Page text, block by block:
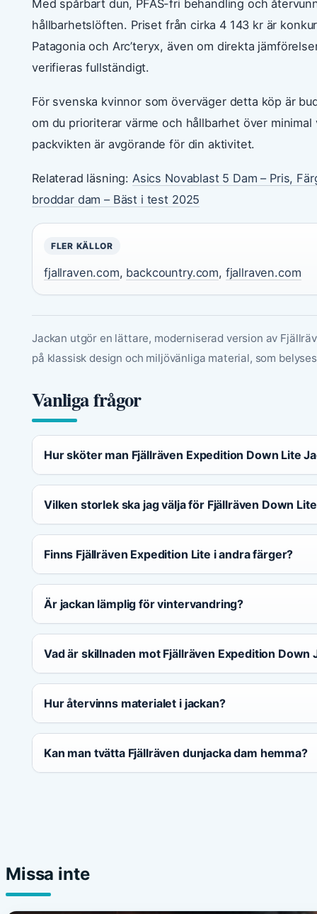
Med spårbart dun, PFAS-fri behandling och
hållbarhetslöften. Priset från cirka 4 143 kr är
Patagonia och Arc’teryx, även om direkta
verifieras fullständigt.
För svenska kvinnor som överväger detta köp är
om du prioriterar värme och hållbarhet över
packvikten är avgörande för din aktivitet.
Relaterad läsning: Asics Novablast 5 Dam – Pris,
broddar dam – Bäst i test 2025
FLER KÄLLOR
fjallraven.com, backcountry.com, fjallraven.com
Jackan utgör en lättare, moderniserad version av
på klassisk design och miljövänliga material, som
Vanliga frågor
Hur sköter man Fjällräven Expedition Down Lite
Vilken storlek ska jag välja för Fjällräven Down
Finns Fjällräven Expedition Lite i andra färger?
Är jackan lämplig för vintervandring?
Vad är skillnaden mot Fjällräven Expedition Down
Hur återvinns materialet i jackan?
Kan man tvätta Fjällräven dunjacka dam hemma?
Missa inte